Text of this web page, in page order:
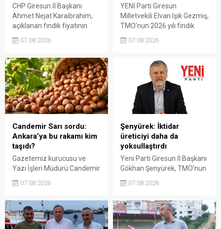
CHP Giresun İl Başkanı
Ahmet Nejat Karaibrahim,
açıklanan fındık fiyatının
artan üretim maliyetleri
karşısında yetersiz kaldığını
emeğinin korunmasını
istedi. Karaibrahim,
sürdürülebilir üretim için
fiyat politikasının yeniden
değerlendirilmesi gerektiğini
söyledi.
07.08.2026
YENİ Parti Giresun
Milletvekili Elvan Işık Gezmiş,
TMO’nun 2026 yılı fındık
fiyatına sert tepki gösterdi.
Açıklanan rakamın üreticinin
karşılamadığını belirten
Gezmiş, “Üreticiyi yok
sayanı, günü geldiğinde
üretici de yok sayacaktır”
dedi.
07.08.2026
Candemir Sarı sordu:
Ankara’ya bu rakamı kim
taşıdı?
Gazetemiz kurucusu ve
Yazı İşleri Müdürü Candemir
Sarı, fındık fiyatı
tartışmalarını köşesine
300 liraya ulaştığı bir
dönemde Ankara’ya 240
07.08.2026
Şenyürek: İktidar
üreticiyi daha da
yoksullaştırdı
Yeni Parti Giresun İl Başkanı
Gökhan Şenyürek, TMO’nun
Giresun kalite fındık için
açıkladığı 255 liralık fiyatı
nitelendirdi. Artışın yıllık
enflasyonun altında kaldığını
07.08.2026